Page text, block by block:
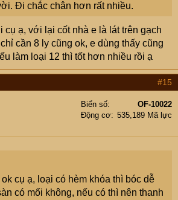
Đi chắc chân hơn rất nhiều.
cụ ạ, với lại cốt nhà e là lát trên gạch
cần 8 ly cũng ok, e dùng thấy cũng
làm loại 12 thì tốt hơn nhiều rồi ạ
#15
Biển số
OF-10022
Động cơ
535,189 Mã lực
cụ ạ, loại có hèm khóa thì bóc dễ
có mối không, nếu có thì nên thanh